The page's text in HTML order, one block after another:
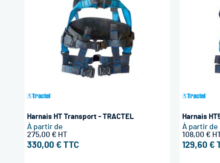
Harnais HT Transport - TRACTEL
À partir de
330,00 €
275,00 €
Harnais
À partir de
129,60 €
108,00 €